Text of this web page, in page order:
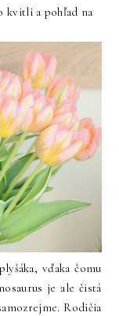
kvitli a pohľad na
vďaka čomu
je ale čistá
Rodičia